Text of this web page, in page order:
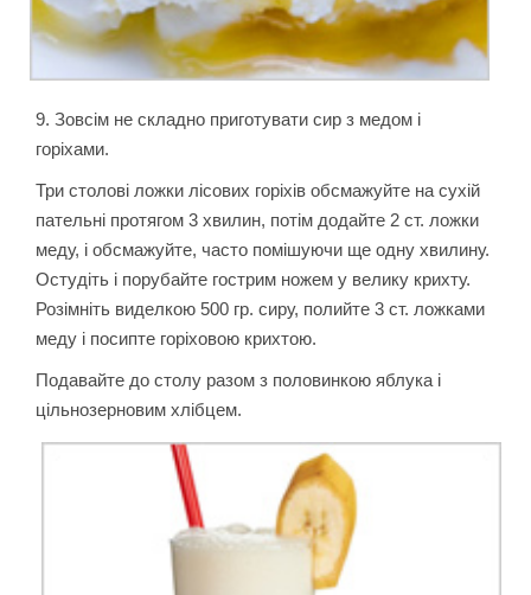
9. Зовсім не складно приготувати сир з медом і
горіхами.
Три столові ложки лісових горіхів обсмажуйте на сухій
пательні протягом 3 хвилин, потім додайте 2 ст. ложки
меду, і обсмажуйте, часто помішуючи ще одну хвилину.
Остудіть і порубайте гострим ножем у велику крихту.
Розімніть виделкою 500 гр. сиру, полийте 3 ст. ложками
меду і посипте горіховою крихтою.
Подавайте до столу разом з половинкою яблука і
цільнозерновим хлібцем.